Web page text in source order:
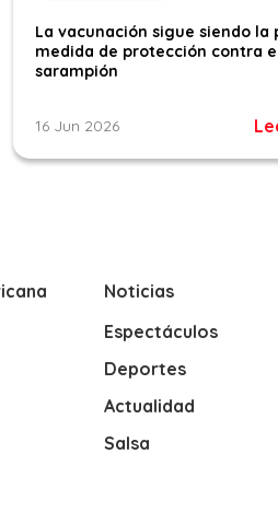
La vacunación sigue siendo la
medida de protección contra
sarampión
16 Jun 2026
Noticias
Espectáculos
Deportes
Actualidad
Salsa